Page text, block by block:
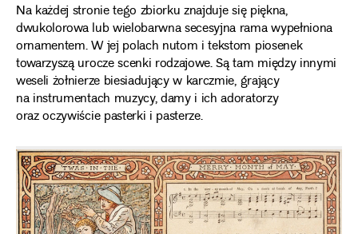
Na każdej stronie tego zbiorku znajduje się piękna,
dwukolorowa lub wielobarwna secesyjna rama wypełniona
ornamentem. W jej polach nutom i tekstom piosenek
towarzyszą urocze scenki rodzajowe. Są tam między innymi
weseli żołnierze biesiadujący w karczmie, grający
na instrumentach muzycy, damy i ich adoratorzy
oraz oczywiście pasterki i pasterze.